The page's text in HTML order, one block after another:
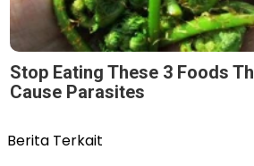
Stop Eating These 3 Foods
Cause Parasites
Berita Terkait